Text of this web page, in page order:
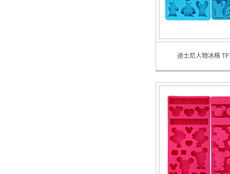
迪士尼人物冰格
Disney Character Ice Tray